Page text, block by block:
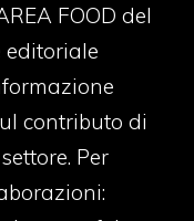
FOOD del
editoriale
contributo di
Per